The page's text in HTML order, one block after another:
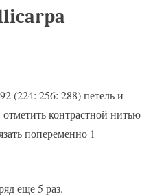
(224: 256: 288) петель и
контрастной нитью
попеременно 1
еще 5 раз.